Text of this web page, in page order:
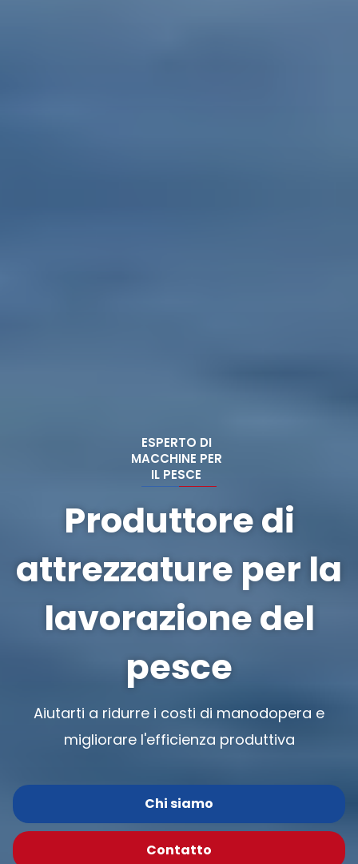
ESPERTO DI
MACCHINE PER
IL PESCE
Produttore di
attrezzature per la
lavorazione del
pesce
Aiutarti a ridurre i costi di manodopera e
migliorare l'efficienza produttiva
Chi siamo
Contatto